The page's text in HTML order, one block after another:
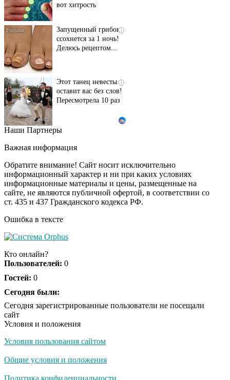
вот хитрость
i
Запущенный грибок
ссохнется за 1 ночь!
Делюсь рецептом...
i
Этот танец невесты
оставит вас без слов!
Пересмотрела 10 раз
Ролик длится пару
шоке от увиденного
i
Ролик из Омска: вы
будете смеяться долго
Ржу не переставая, это
Скрытая камера на
люди вытворяют, когда
Ролик длится
смеяться вы будете
Наши Партнеры
Важная информация
Обратите внимание! Сайт носит исключительно
информационный характер и ни при каких условиях
информационные материалы и цены, размещенные на
сайте, не являются публичной офертой, в соответствии со
ст. 435 и 437 Гражданского кодекса РФ.
Ошибка в тексте
Кто онлайн?
Пользователей: 0
Гостей: 0
Сегодня были:
Сегодня зарегистрированные пользователи не посещали
сайт
Условия и положения
Условия пользования сайтом
Общие условия и положения
Политика конфиденциальности